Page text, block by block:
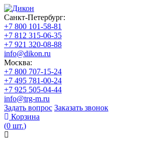
Санкт-Петербург:
+7 800 101-58-81
+7 812 315-06-35
+7 921 320-08-88
info@dikon.ru
Москва:
+7 800 707-15-24
+7 495 781-00-24
+7 925 505-04-44
info@trg-m.ru
Задать вопрос Заказать звонок
Корзина
(0 шт.)